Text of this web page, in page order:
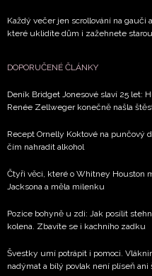
Každý večer jen scrollování na
které uklidíte dům i zažehnete
DOPORUČENÉ ČLÁNKY
Deník Bridget Jonesové slaví 25 let:
Renée Zellweger konečně našla
Recept Ornelly Koktové na punčový
čím nahradit alkohol
Čtyři věci, které o Whitney Houston
Jacksona a měla milenku
Pozice bohyně u zdi: Jak posílit
kolena. Zbavíte se i kachního zadku
Švestky umí potrápit i pomoci.
nadýmat a bílý povlak není plíseň ani